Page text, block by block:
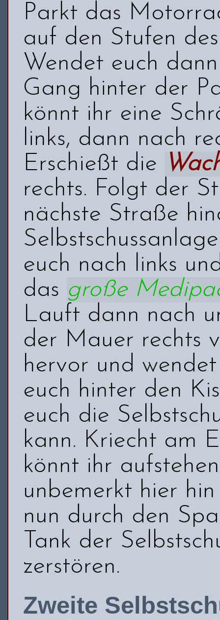
Parkt das
auf den Stufen
Wendet euch
Gang hinter der
könnt ihr eine
links, dann nach
Erschießt die
rechts. Folgt der
nächste Straße
euch nach links
das große
Lauft dann nach
der Mauer rechts
hervor und
euch hinter den
euch die
kann. Kriecht am
könnt ihr
unbemerkt hier
nun durch den
Tank der
zerstören.
Zweite